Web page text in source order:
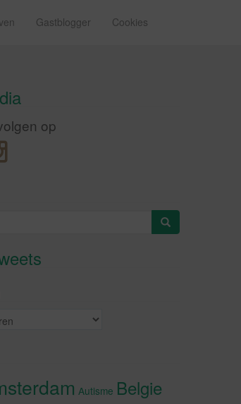
Gastblogger Cookies
op
om marketing cookies te
Autisme Belgie